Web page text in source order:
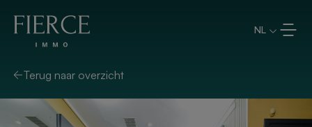
NL
Terug naar overzicht